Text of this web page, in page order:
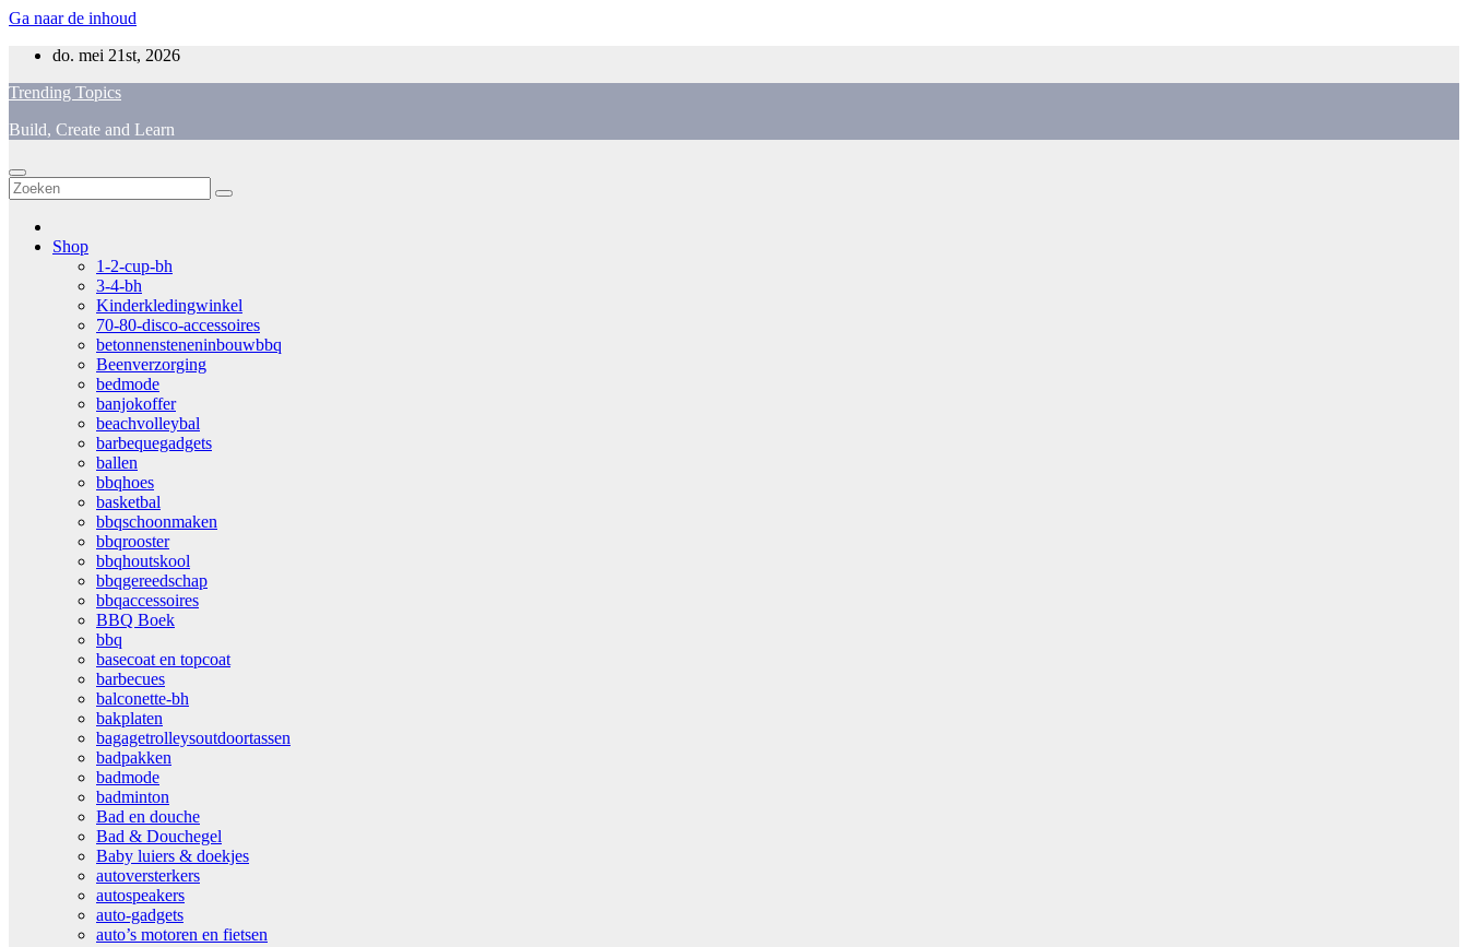
Ga naar de inhoud
do. mei 21st, 2026
Trending Topics
Build, Create and Learn
Shop
1-2-cup-bh
3-4-bh
Kinderkledingwinkel
70-80-disco-accessoires
betonnensteneninbouwbbq
Beenverzorging
bedmode
banjokoffer
beachvolleybal
barbequegadgets
ballen
bbqhoes
basketbal
bbqschoonmaken
bbqrooster
bbqhoutskool
bbqgereedschap
bbqaccessoires
BBQ Boek
bbq
basecoat en topcoat
barbecues
balconette-bh
bakplaten
bagagetrolleysoutdoortassen
badpakken
badmode
badminton
Bad en douche
Bad & Douchegel
Baby luiers & doekjes
autoversterkers
autospeakers
auto-gadgets
auto’s motoren en fietsen